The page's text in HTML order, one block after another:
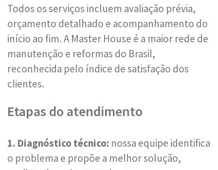
Todos os serviços incluem avaliação prévia,
orçamento detalhado e acompanhamento do
início ao fim. A Master House é a maior rede de
manutenção e reformas do Brasil,
reconhecida pelo índice de satisfação dos
clientes.
Etapas do atendimento
1. Diagnóstico técnico: nossa equipe identifica
o problema e propõe a melhor solução,